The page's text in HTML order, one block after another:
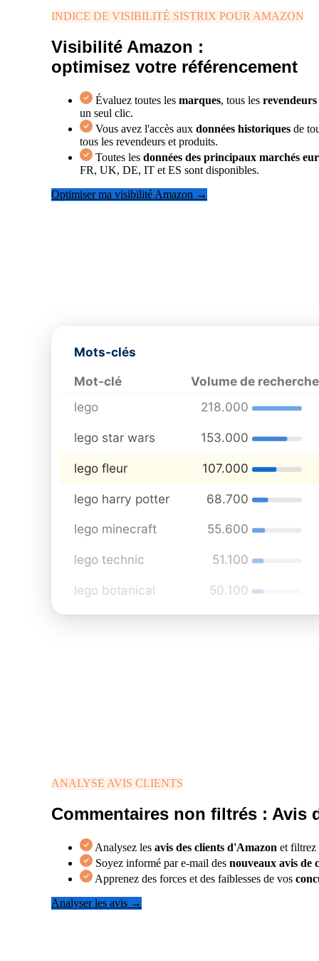
INDICE DE VISIBILITÉ SISTRIX POUR AMAZON
Visibilité Amazon :
optimisez votre référencement
Évaluez toutes les marques, tous les revendeurs
un seul clic.
Vous avez l'accès aux données historiques de
tous les revendeurs et produits.
Toutes les données des principaux marchés
FR, UK, DE, IT et ES sont disponibles.
Optimiser ma visibilité Amazon →
Mots-clés
Mot-clé
Volume de recherche
lego
218.000
lego star wars 153.000
lego fleur 107.000
lego harry potter 68.700
lego minecraft 55.600
lego technic 51.100
lego botanical 50.100
ANALYSE AVIS CLIENTS
Commentaires non filtrés : Avis
Analysez les avis des clients d'Amazon et filtrez
Soyez informé par e-mail des nouveaux avis de
Apprenez des forces et des faiblesses de vos
Analyser les avis →